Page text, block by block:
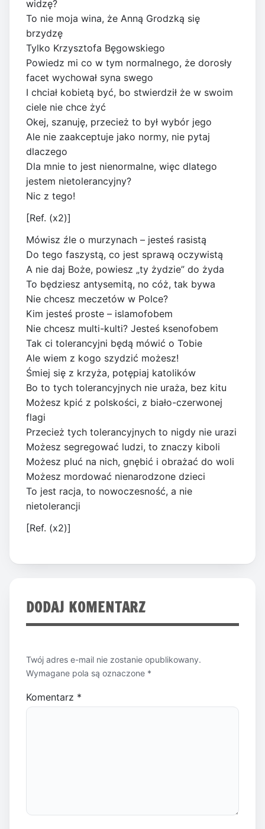
widzę?
To nie moja wina, że Anną Grodzką się
brzydzę
Tylko Krzysztofa Bęgowskiego
Powiedz mi co w tym normalnego, że dorosły
facet wychował syna swego
I chciał kobietą być, bo stwierdził że w swoim
ciele nie chce żyć
Okej, szanuję, przecież to był wybór jego
Ale nie zaakceptuje jako normy, nie pytaj
dlaczego
Dla mnie to jest nienormalne, więc dlatego
jestem nietolerancyjny?
Nic z tego!
[Ref. (x2)]
Mówisz źle o murzynach – jesteś rasistą
Do tego faszystą, co jest sprawą oczywistą
A nie daj Boże, powiesz „ty żydzie” do żyda
To będziesz antysemitą, no cóż, tak bywa
Nie chcesz meczetów w Polce?
Kim jesteś proste – islamofobem
Nie chcesz multi-kulti? Jesteś ksenofobem
Tak ci tolerancyjni będą mówić o Tobie
Ale wiem z kogo szydzić możesz!
Śmiej się z krzyża, potępiaj katolików
Bo to tych tolerancyjnych nie uraża, bez kitu
Możesz kpić z polskości, z biało-czerwonej
flagi
Przecież tych tolerancyjnych to nigdy nie urazi
Możesz segregować ludzi, to znaczy kiboli
Możesz pluć na nich, gnębić i obrażać do woli
Możesz mordować nienarodzone dzieci
To jest racja, to nowoczesność, a nie
nietolerancji
[Ref. (x2)]
DODAJ KOMENTARZ
Twój adres e-mail nie zostanie opublikowany.
Wymagane pola są oznaczone *
Komentarz *